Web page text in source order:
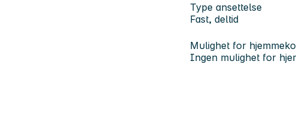
Type ansettelse
Fast, deltid
Mulighet for
Ingen mulighet for